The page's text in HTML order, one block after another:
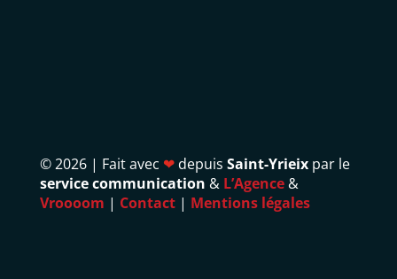
©2026 | Fait avec ❤depuis Saint-Yrieixpar le
service communication & L’Agence&
Vroooom | Contact| Mentions légales